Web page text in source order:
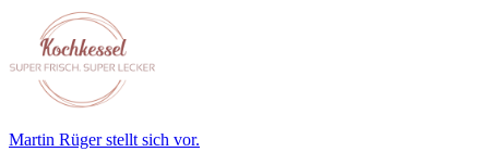
Martin Rüger stellt sich vor.